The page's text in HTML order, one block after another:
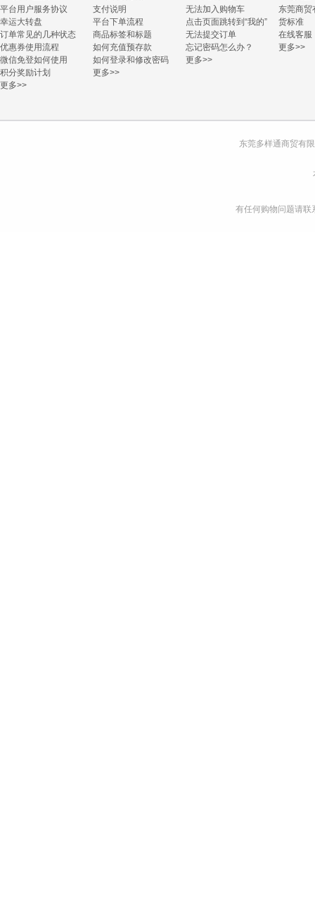
平台用户服务协议
幸运大转盘
订单常见的几种状态
优惠券使用流程
微信免登如何使用
积分奖励计划
更多>>
支付说明
平台下单流程
商品标签和标题
如何充值预存款
如何登录和修改密码
更多>>
无法加入购物车
点击页面跳转到“我的”
无法提交订单
忘记密码怎么办？
更多>>
东莞商贸
货标准
在线客服
更多>>
东莞多样通商贸有
有任何购物问题请